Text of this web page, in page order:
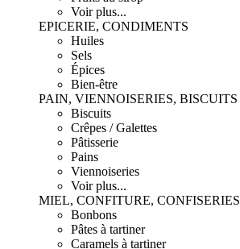
Voir plus...
EPICERIE, CONDIMENTS
Huiles
Sels
Épices
Bien-être
PAIN, VIENNOISERIES, BISCUITS
Biscuits
Crêpes / Galettes
Pâtisserie
Pains
Viennoiseries
Voir plus...
MIEL, CONFITURE, CONFISERIES
Bonbons
Pâtes à tartiner
Caramels à tartiner